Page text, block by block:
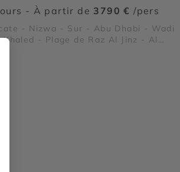
- À partir de 3790 € /pers
- Nizwa - Sur - Abu Dhabi - Wadi
Khaled - Plage de Raz Al Jinz - Al
Marina - Burj Al Arab - Madinat
- Dubai Creek & Abra ride - Al
Historical District - Dubai Miracle
- The Frame - Palm Jumeirah - Dubaï
Nature Reserve - Mleiha
Al Watan - Qasr Al Hosn - Mosquée